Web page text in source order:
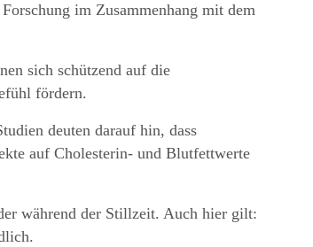
im Zusammenhang mit dem
sich schützend auf die
fördern.
deuten darauf hin, dass
auf Cholesterin- und Blutfettwerte
während der Stillzeit. Auch hier gilt: